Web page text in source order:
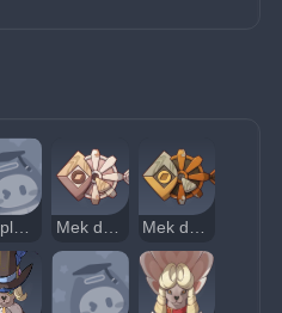
Bar plumé brûlant Mek de maintenance : Contrôleur de l'environnement Mek de maintenance : Nettoyeur aquatique